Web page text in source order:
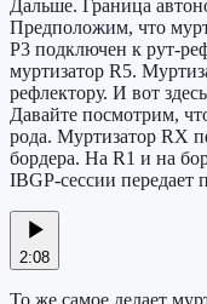
Дальше. Граница
Предположим, что
Р3 подключен к рут-
муртизатор R5.
рефлектору. И вот
Давайте посмотрим,
рода. Муртизатор RX
бордера. На R1 и на
IBGP-сессии передает
2:08